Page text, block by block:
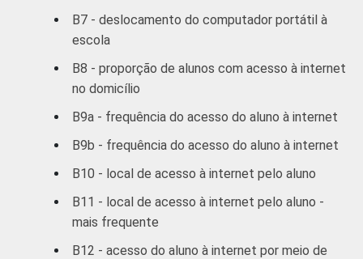
Médio que utilizaram a Internet nos últimos 3
meses. Respostas estimuladas e rodiziadas.
Cada item apresentado se refere apenas aos
resultados da alternativa "sim".
Amigo, colega, parente, vizinho, etc.
4Como biblioteca externa à escola, centro
5Lanhouse, Internet café,hotspot
Fonte: NIC.br - out/dez 2011
B7 - deslocamento do computador portátil à
escola
B8 - proporção de alunos com acesso à internet
no domicílio
B9a - frequência do acesso do aluno à internet
B9b - frequência do acesso do aluno à internet
B10 - local de acesso à internet pelo aluno
B11 - local de acesso à internet pelo aluno -
mais frequente
B12 - acesso do aluno à internet por meio de